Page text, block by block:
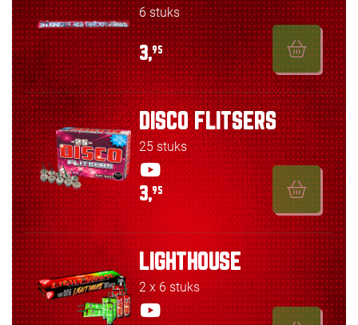
6 stuks
3,95
DISCO FLITSERS
25 stuks
3,95
LIGHTHOUSE
2 x 6 stuks